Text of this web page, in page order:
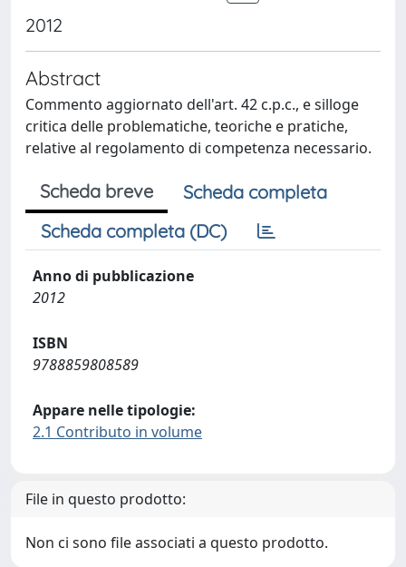
2012
Abstract
Commento aggiornato dell'art. 42 c.p.c., e silloge
critica delle problematiche, teoriche e pratiche,
relative al regolamento di competenza necessario.
Scheda breve
Scheda completa
Scheda completa (DC)
Anno di pubblicazione
2012
ISBN
9788859808589
Appare nelle tipologie:
2.1 Contributo in volume
File in questo prodotto:
Non ci sono file associati a questo prodotto.